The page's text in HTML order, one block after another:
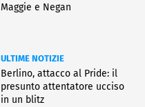
Maggie e Negan
ULTIME NOTIZIE
Berlino, attacco al Pride: il
presunto attentatore ucciso
in un blitz